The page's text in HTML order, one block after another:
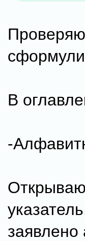
В
-